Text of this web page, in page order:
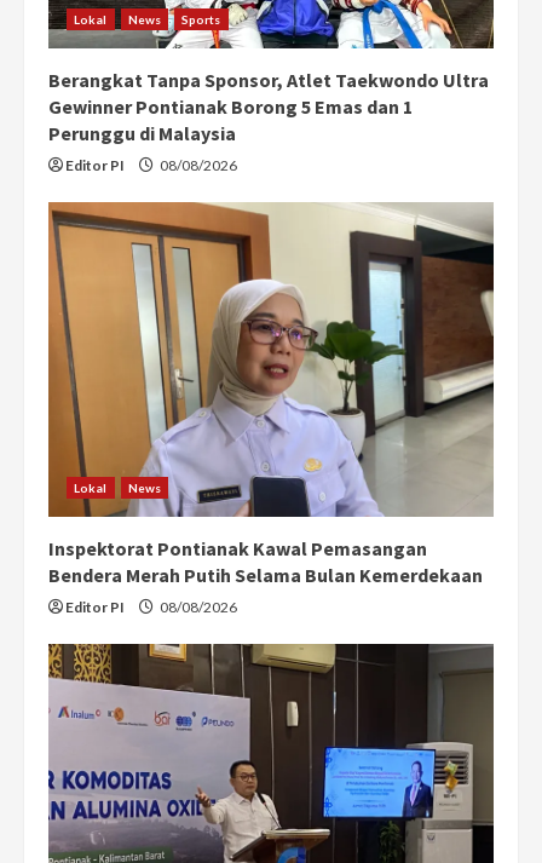
Lokal News Sports
Berangkat Tanpa Sponsor, Atlet Taekwondo Ultra
Gewinner Pontianak Borong 5 Emas dan 1
Perunggu di Malaysia
Editor PI 08/08/2026
Lokal News
Inspektorat Pontianak Kawal Pemasangan
Bendera Merah Putih Selama Bulan Kemerdekaan
Editor PI 08/08/2026